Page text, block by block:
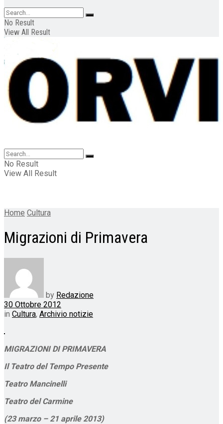
No Result
View All Result
No Result
View All Result
Home Cultura
Migrazioni di Primavera
by Redazione
30 Ottobre 2012
in Cultura, Archivio notizie
MIGRAZIONI DI PRIMAVERA
Il Teatro del Tempo Presente
Teatro Mancinelli
Teatro del Carmine
(23 marzo – 21 aprile 2013)